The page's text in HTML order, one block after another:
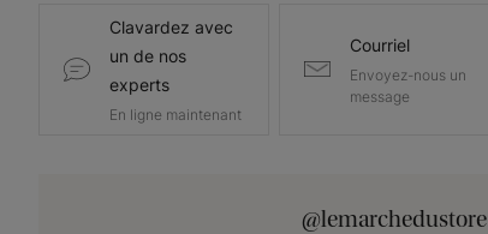
Clavardez avec
un de nos
experts
En ligne maintenant
Courriel
Envoyez-nous un
message
@lemarchedustore